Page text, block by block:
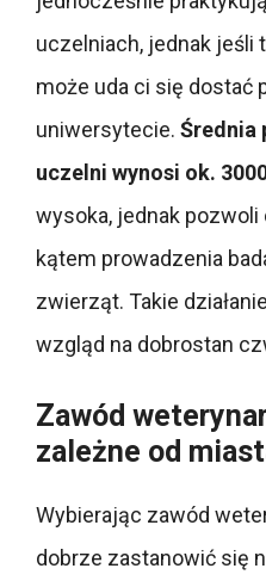
uczelniach, jednak jeśli
może uda ci się dostać
uniwersytecie. Średnia
uczelni wynosi ok.
wysoka, jednak
kątem prowadzenia
zwierząt. Takie
wzgląd na dobrostan
Zawód
zależne od
Wybierając zawód
dobrze zastanowić się